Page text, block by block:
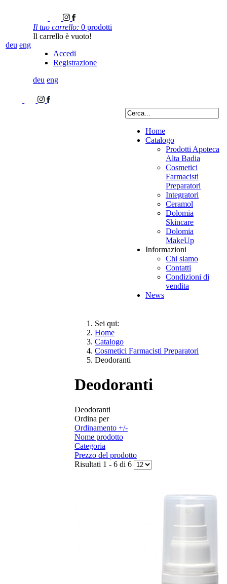
deu eng
Il tuo carrello: 0 prodotti
Il carrello è vuoto!
Accedi
Registrazione
deu eng
Home
Catalogo
Prodotti Apoteca
Alta Badia
Cosmetici
Farmacisti
Preparatori
Integratori
Ceramol
Dolomia
Skincare
Dolomia
MakeUp
Informazioni
Chi siamo
Contatti
Condizioni di
vendita
News
Sei qui:
Home
Catalogo
Cosmetici Farmacisti Preparatori
Deodoranti
Deodoranti
Deodoranti
Ordina per
Ordinamento +/-
Nome prodotto
Categoria
Prezzo del prodotto
Risultati 1 - 6 di 6